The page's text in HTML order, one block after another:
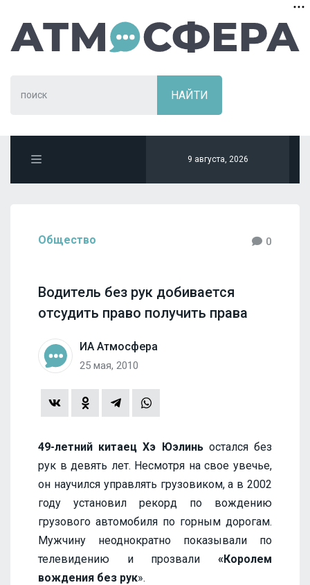
9 августа, 2026
Общество 0
Водитель без рук добивается
отсудить право получить права
ИА Атмосфера
25 мая, 2010
49-летний китаец Хэ Юэлинь остался без
рук в девять лет. Несмотря на свое увечье,
он научился управлять грузовиком, а в 2002
году установил рекорд по вождению
грузового автомобиля по горным дорогам.
Мужчину неоднократно показывали по
телевидению и прозвали «Королем
вождения без рук».